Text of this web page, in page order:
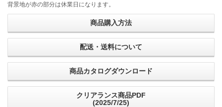
背景地が赤の部分は休業日になります。
商品購入方法
配送・送料について
商品カタログダウンロード
クリアランス商品PDF
(2025/7/25)